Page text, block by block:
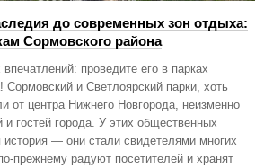
до современных зон отдыха:
Сормовского района
проведите его в парках
Сормовский и Светлоярский парки, хоть
от центра Нижнего Новгорода, неизменно
и гостей города. У этих общественных
история — они стали свидетелями многих
радуют посетителей и хранят